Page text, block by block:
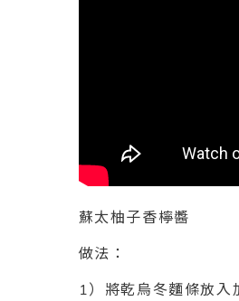
蘇太柚子香檸醬
做法：
1）將乾烏冬麵條放入